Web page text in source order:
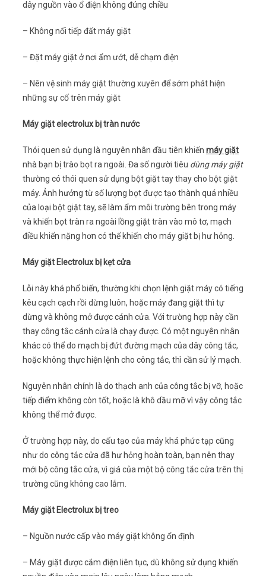
dây nguồn vào ổ điện không đúng chiều
– Không nối tiếp đất máy giặt
– Đặt máy giặt ở nơi ẩm ướt, dễ chạm điện
– Nên vệ sinh máy giặt thường xuyên để sớm phát hiện
những sự cố trên máy giặt
Máy giặt electrolux bị tràn nước
Thói quen sử dụng là nguyên nhân đầu tiên khiến máy giặt
nhà bạn bị trào bọt ra ngoài. Đa số người tiêu dùng máy giặt
thường có thói quen sử dụng bột giặt tay thay cho bột giặt
máy. Ảnh hưởng từ số lượng bọt được tạo thành quá nhiều
của loại bột giặt tay, sẽ làm ẩm môi trường bên trong máy
và khiến bọt tràn ra ngoài lồng giặt tràn vào mô tơ, mạch
điều khiển nặng hơn có thể khiến cho máy giặt bị hư hỏng.
Máy giặt Electrolux bị kẹt cửa
Lỗi này khá phổ biến, thường khi chọn lệnh giặt máy có tiếng
kêu cạch cạch rồi dừng luôn, hoặc máy đang giặt thì tự
dừng và không mở được cánh cửa. Với trường hợp này cần
thay công tắc cánh cửa là chạy được. Có một nguyên nhân
khác có thể do mạch bị đứt đường mạch của dây công tắc,
hoặc không thực hiện lệnh cho công tắc, thì cần sử lý mạch.
Nguyên nhân chính là do thạch anh của công tắc bị vỡ, hoặc
tiếp điểm không còn tốt, hoặc là khô dầu mỡ vì vậy công tắc
không thể mở được.
Ở trường hợp này, do cấu tạo của máy khá phức tạp cũng
như do công tắc cửa đã hư hỏng hoàn toàn, bạn nên thay
mới bộ công tắc cửa, vì giá của một bộ công tắc cửa trên thị
trường cũng không cao lắm.
Máy giặt Electrolux bị treo
– Nguồn nước cấp vào máy giặt không ổn định
– Máy giặt được cắm điện liên tục, dù không sử dụng khiến